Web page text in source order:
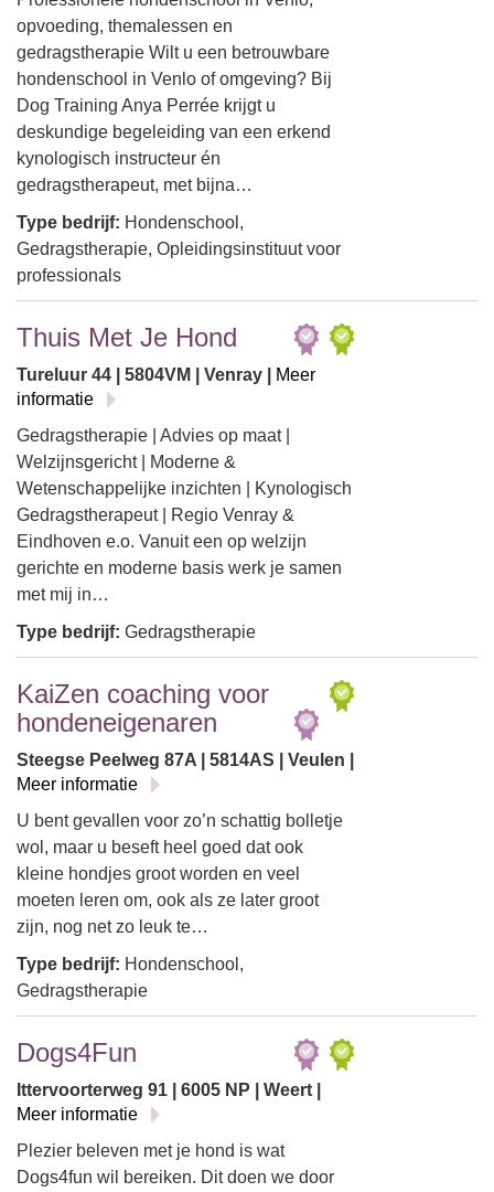
opvoeding, themalessen en
gedragstherapie Wilt u een betrouwbare
hondenschool in Venlo of omgeving? Bij
Dog Training Anya Perrée krijgt u
deskundige begeleiding van een erkend
kynologisch instructeur én
gedragstherapeut, met bijna…
Type bedrijf: Hondenschool,
Gedragstherapie, Opleidingsinstituut voor
professionals
Thuis Met Je Hond
Tureluur 44 | 5804VM | Venray |
Meer
informatie
Gedragstherapie | Advies op maat |
Welzijnsgericht | Moderne &
Wetenschappelijke inzichten | Kynologisch
Gedragstherapeut | Regio Venray &
Eindhoven e.o. Vanuit een op welzijn
gerichte en moderne basis werk je samen
met mij in…
Type bedrijf: Gedragstherapie
KaiZen coaching voor
hondeneigenaren
Steegse Peelweg 87A | 5814AS | Veulen |
Meer informatie
U bent gevallen voor zo’n schattig bolletje
wol, maar u beseft heel goed dat ook
kleine hondjes groot worden en veel
moeten leren om, ook als ze later groot
zijn, nog net zo leuk te…
Type bedrijf: Hondenschool,
Gedragstherapie
Dogs4Fun
Ittervoorterweg 91 | 6005 NP | Weert |
Meer informatie
Plezier beleven met je hond is wat
Dogs4fun wil bereiken. Dit doen we door